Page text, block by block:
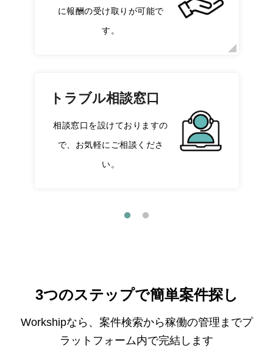
に報酬の受け取りが可能で
す。
トラブル相談窓口
相談窓口を設けておりますの
で、お気軽にご相談くださ
い。
3つのステップで簡単案件探し
Workshipなら、案件検索から稼働の管理までプ
ラットフォーム内で完結します